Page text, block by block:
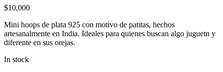
$10,000
Mini hoops de plata 925 con motivo de patitas, hechos
artesanalmente en India. Ideales para quienes buscan algo juguetn y
diferente en sus orejas.
In stock